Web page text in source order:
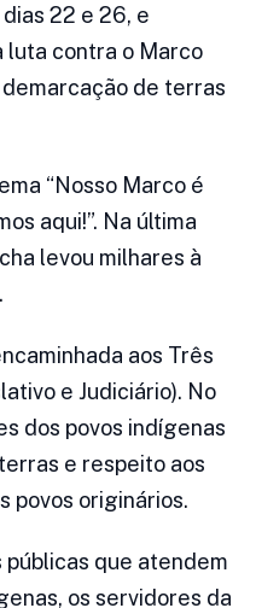
22 e 26, e
luta contra o Marco
de terras
“Nosso Marco é
aqui!”. Na última
levou milhares à
aos Três
e Judiciário). No
dos povos indígenas
e respeito aos
povos originários.
públicas que atendem
os servidores da